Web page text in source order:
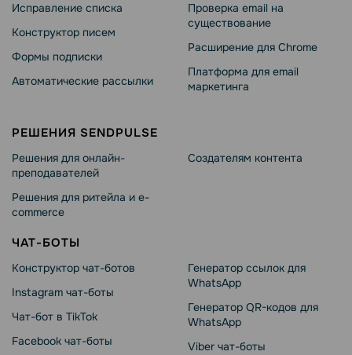
Исправление списка
Конструктор писем
Формы подписки
Автоматические рассылки
Проверка email на
существование
Расширение для Chrome
Платформа для email
маркетинга
РЕШЕНИЯ SENDPULSE
Решения для онлайн-
преподавателей
Решения для ритейла и e-
commerce
Создателям контента
ЧАТ-БОТЫ
Конструктор чат-ботов
Instagram чат-боты
Чат-бот в TikTok
Facebook чат-боты
Генератор ссылок для
WhatsApp
Генератор QR-кодов для
WhatsApp
Viber чат-боты